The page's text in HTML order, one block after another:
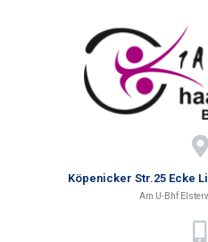
Köpenicker Str.25 Ecke
Am U-Bhf